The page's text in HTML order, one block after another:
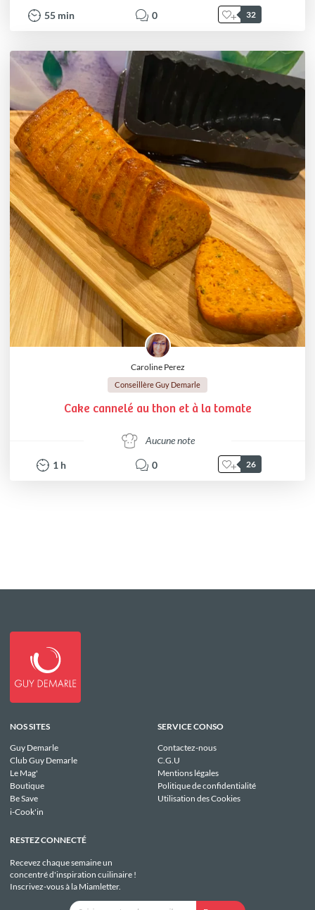
55 min 0 32
Caroline Perez
Conseillère Guy Demarle
Cake cannelé au thon et à la tomate
Aucune note
1 h 0 26
NOS SITES
Guy Demarle
Club Guy Demarle
Le Mag'
Boutique
Be Save
i-Cook'in
SERVICE CONSO
Contactez-nous
C.G.U
Mentions légales
Politique de confidentialité
Utilisation des Cookies
RESTEZ CONNECTÉ
Recevez chaque semaine un
concentré d'inspiration cuilinaire !
Inscrivez-vous à la Miamletter.